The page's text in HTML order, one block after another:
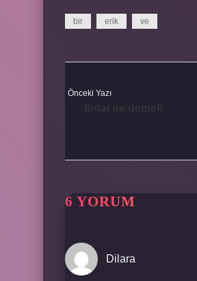
bir erik ve
Önceki Yazı
6 YORUM
Dilara